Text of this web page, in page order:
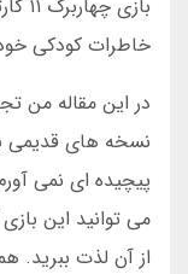
خاطرات کودکی خود
در این مقاله من
نسخه های قدیمی
پیچیده ای نمی
می توانید این
از آن لذت ببرید.